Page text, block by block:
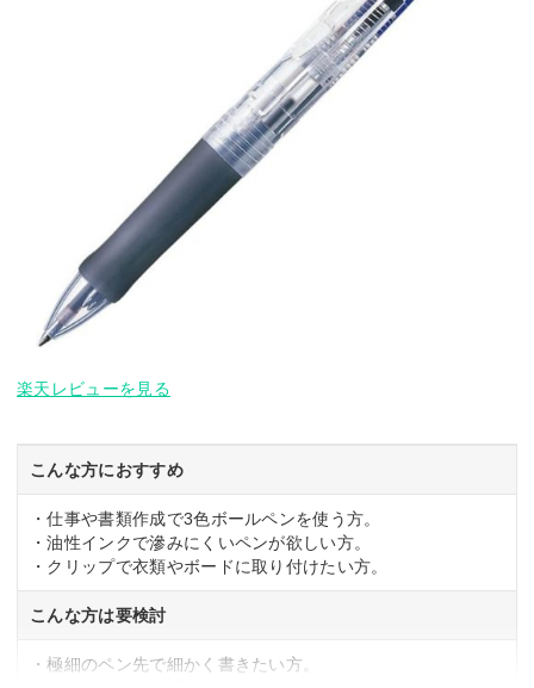
楽天レビューを見る
こんな方におすすめ
・仕事や書類作成で3色ボールペンを使う方。
・油性インクで滲みにくいペンが欲しい方。
・クリップで衣類やボードに取り付けたい方。
こんな方は要検討
・極細のペン先で細かく書きたい方。